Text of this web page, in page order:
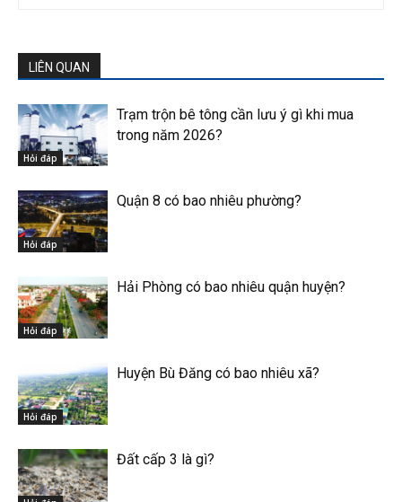
LIÊN QUAN
Hỏi đáp
Trạm trộn bê tông cần lưu ý gì khi mua
trong năm 2026?
Hỏi đáp
Quận 8 có bao nhiêu phường?
Hỏi đáp
Hải Phòng có bao nhiêu quận huyện?
Hỏi đáp
Huyện Bù Đăng có bao nhiêu xã?
Đất cấp 3 là gì?